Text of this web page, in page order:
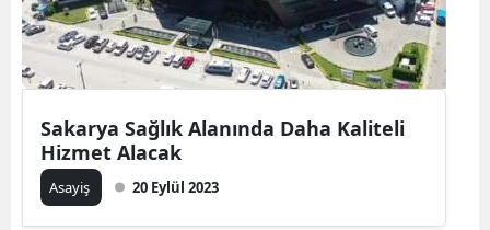
Sakarya Sağlık Alanında Daha Kaliteli
Hizmet Alacak
Asayiş 20 Eylül 2023